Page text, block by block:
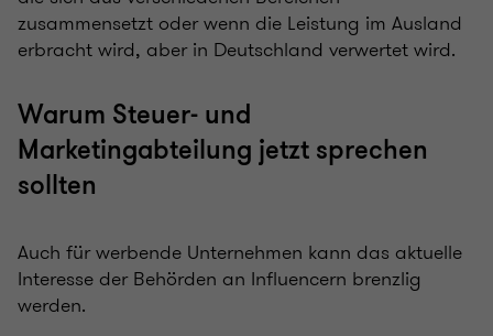
zusammensetzt oder wenn die Leistung im Ausland
erbracht wird, aber in Deutschland verwertet wird.
Warum Steuer- und
Marketingabteilung jetzt sprechen
sollten
Auch für werbende Unternehmen kann das aktuelle
Interesse der Behörden an Influencern brenzlig
werden.